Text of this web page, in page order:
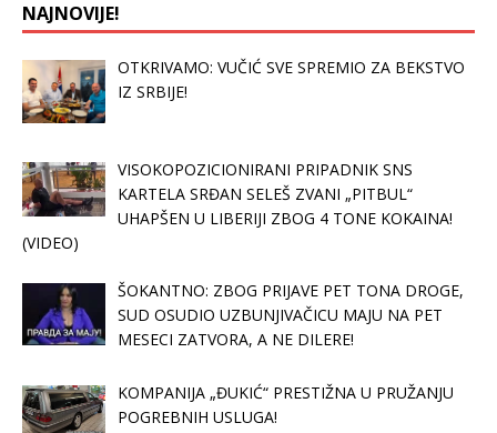
NAJNOVIJE!
OTKRIVAMO: VUČIĆ SVE SPREMIO ZA BEKSTVO
IZ SRBIJE!
VISOKOPOZICIONIRANI PRIPADNIK SNS
KARTELA SRĐAN SELEŠ ZVANI „PITBUL“
UHAPŠEN U LIBERIJI ZBOG 4 TONE KOKAINA!
(VIDEO)
ŠOKANTNO: ZBOG PRIJAVE PET TONA DROGE,
SUD OSUDIO UZBUNJIVAČICU MAJU NA PET
MESECI ZATVORA, A NE DILERE!
KOMPANIJA „ĐUKIĆ“ PRESTIŽNA U PRUŽANJU
POGREBNIH USLUGA!